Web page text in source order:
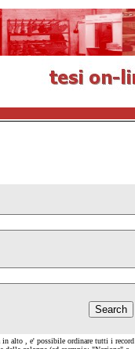
alto , e' possibile ordinare tutti i record